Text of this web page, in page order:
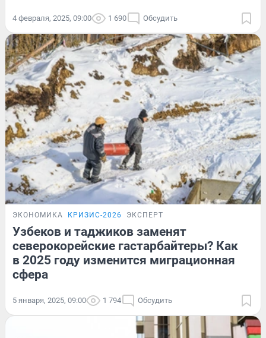
4 февраля, 2025, 09:00 1 690 Обсудить
ЭКОНОМИКА КРИЗИС-2026 ЭКСПЕРТ
Узбеков и таджиков заменят
северокорейские гастарбайтеры? Как
в 2025 году изменится миграционная
сфера
5 января, 2025, 09:00 1 794 Обсудить